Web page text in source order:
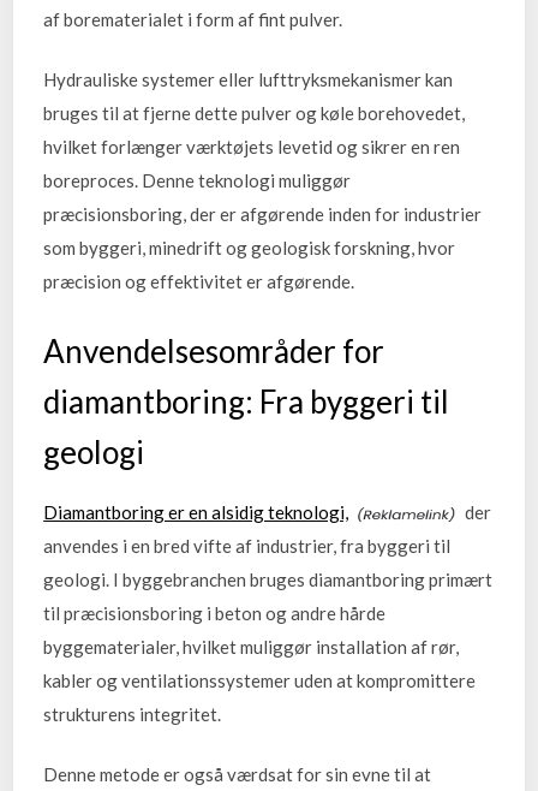
af borematerialet i form af fint pulver.
Hydrauliske systemer eller lufttryksmekanismer kan
bruges til at fjerne dette pulver og køle borehovedet,
hvilket forlænger værktøjets levetid og sikrer en ren
boreproces. Denne teknologi muliggør
præcisionsboring, der er afgørende inden for industrier
som byggeri, minedrift og geologisk forskning, hvor
præcision og effektivitet er afgørende.
Anvendelsesområder for
diamantboring: Fra byggeri til
geologi
Diamantboring er en alsidig teknologi,
der
anvendes i en bred vifte af industrier, fra byggeri til
geologi. I byggebranchen bruges diamantboring primært
til præcisionsboring i beton og andre hårde
byggematerialer, hvilket muliggør installation af rør,
kabler og ventilationssystemer uden at kompromittere
strukturens integritet.
Denne metode er også værdsat for sin evne til at